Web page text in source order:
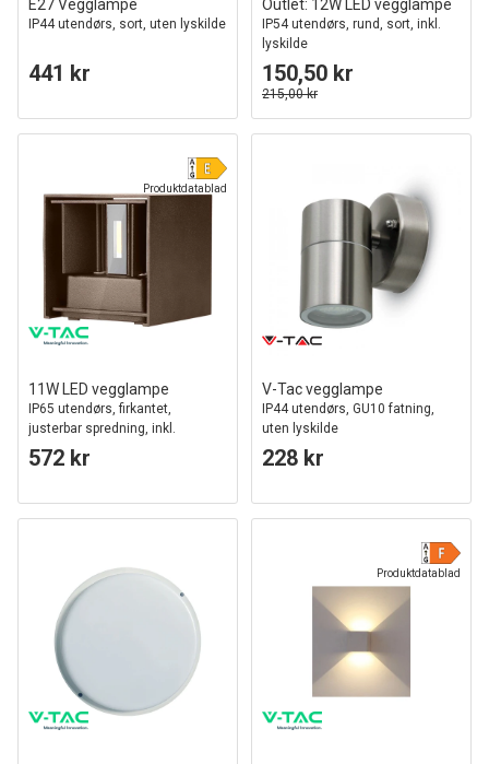
E27 Vegglampe
IP44 utendørs, sort, uten lyskilde
441 kr
Outlet: 12W LED vegglampe
IP54 utendørs, rund, sort, inkl.
lyskilde
150,50 kr
215,00 kr
Produktdatablad
11W LED vegglampe
IP65 utendørs, firkantet,
justerbar spredning, inkl.
lyskilde, corten
572 kr
V-Tac vegglampe
IP44 utendørs, GU10 fatning,
uten lyskilde
228 kr
Produktdatablad